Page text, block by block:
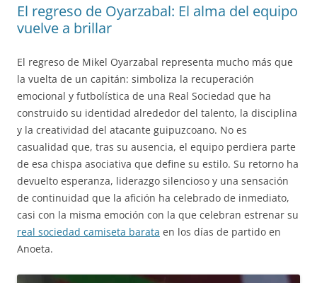
El regreso de Oyarzabal: El alma del equipo
vuelve a brillar
El regreso de Mikel Oyarzabal representa mucho más que
la vuelta de un capitán: simboliza la recuperación
emocional y futbolística de una Real Sociedad que ha
construido su identidad alrededor del talento, la disciplina
y la creatividad del atacante guipuzcoano. No es
casualidad que, tras su ausencia, el equipo perdiera parte
de esa chispa asociativa que define su estilo. Su retorno ha
devuelto esperanza, liderazgo silencioso y una sensación
de continuidad que la afición ha celebrado de inmediato,
casi con la misma emoción con la que celebran estrenar su
real sociedad camiseta barata en los días de partido en
Anoeta.